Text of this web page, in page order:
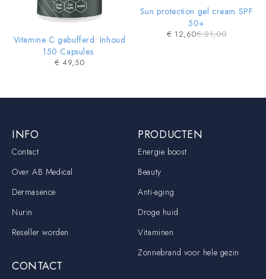
Vitamine C gebufferd: Inhoud
150 Capsules
€ 49,50
Sun protection gel cream SPF
50+
€21,00
€ 12,60
INFO
Contact
Over AB Medical
Dermasence
Nurin
Reseller worden
PRODUCTEN
Energie boost
Beauty
Anti-aging
Droge huid
Vitaminen
Zonnebrand voor hele gezin
CONTACT